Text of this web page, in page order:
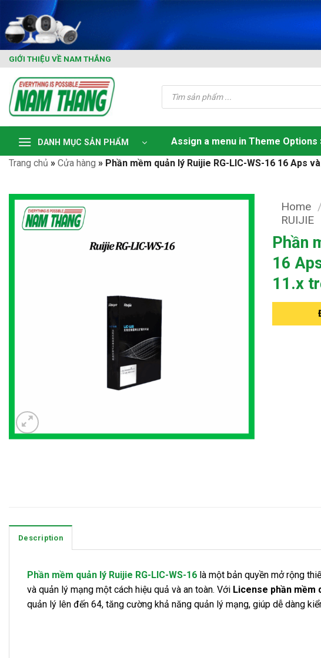
content
GIỚI THIỆU VỀ NAM THẮNG
Tìm
kiếm
phẩm
DANH MỤC SẢN PHẨM Assign a menu in Theme Options
Trang chủ » Cửa hàng » Phần mềm quản lý Ruijie RG-LIC-WS-16 16 Aps
Home /
RUIJIE
Phần
16
11.x
Description
Phần mềm quản lý Ruijie RG-LIC-WS-16 là một bản quyền mở rộng
và quản lý mạng một cách hiệu quả và an toàn. Với License phần mềm
quản lý lên đến 64, tăng cường khả năng quản lý mạng, giúp dễ dàng